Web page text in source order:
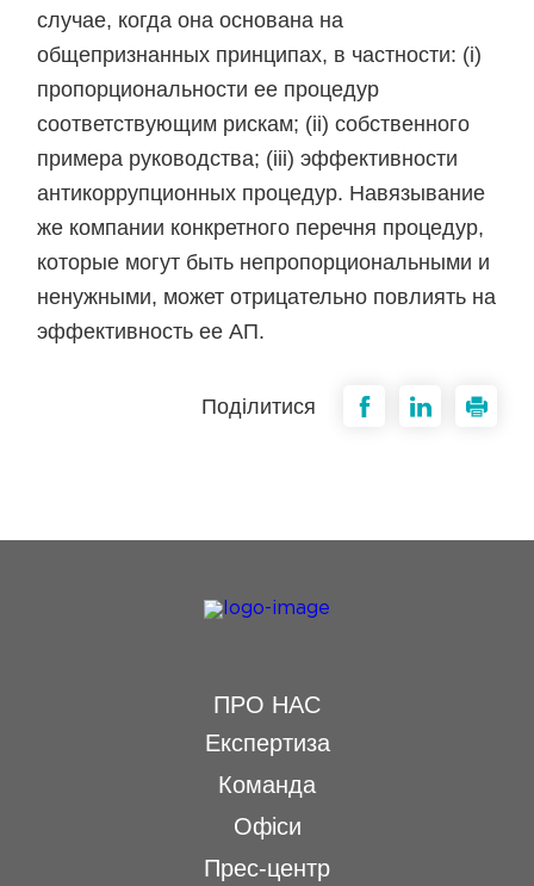
случае, когда она основана на
общепризнанных принципах, в частности: (і)
пропорциональности ее процедур
соответствующим рискам; (ii) собственного
примера руководства; (iii) эффективности
антикоррупционных процедур. Навязывание
же компании конкретного перечня процедур,
которые могут быть непропорциональными и
ненужными, может отрицательно повлиять на
эффективность ее АП.
Поділитися
ПРО НАС
Експертиза
Команда
Офіси
Прес-центр